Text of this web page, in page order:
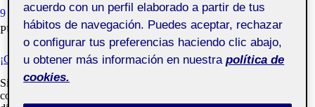
9 JUNIO, 2021 BENJAMÍN JOSÉ TRILLO DÍAZ
VISIBILIDAD:
PÚBLICA
¡CERRAMOS Y DIFUNDIMOS EL PROYECTO!
Si este semestre has cursado «Recursos y comunidades digitales»
como yo, estoy seguro de que has pasado por muchas emociones
acuerdo con un perfil elaborado a partir de tus
hábitos de navegación. Puedes aceptar, rechazar
o configurar tus preferencias haciendo clic abajo,
u obtener más información en nuestra política de
cookies.